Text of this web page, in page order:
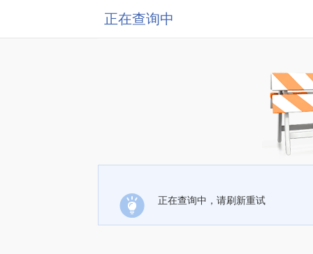
正在查询中
正在查询中，请刷新重试